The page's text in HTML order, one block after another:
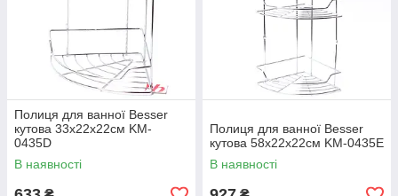
Полиця для ванної Besser
кутова 33х22х22см KM-
0435D
В наявності
Полиця для ванної Besser
кутова 58х22х22см KM-0435E
В наявності